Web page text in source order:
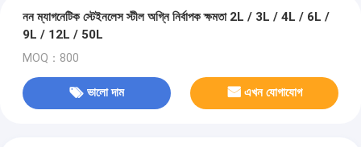
নন ম্যাগনেটিক স্টেইনলেস স্টীল অগ্নি নির্বাপক ক্ষমতা 2L / 3L / 4L / 6L /
9L / 12L / 50L
MOQ：800
ভালো দাম এখন যোগাযোগ